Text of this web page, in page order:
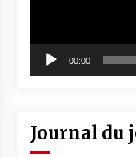
00:00
Journal du